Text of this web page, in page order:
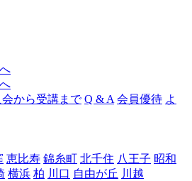
ャ
越
会から受講まで Q & A 会員優待 よ
恵比寿 錦糸町 北千住 八王子 昭和
横浜 柏 川口 自由が丘 川越